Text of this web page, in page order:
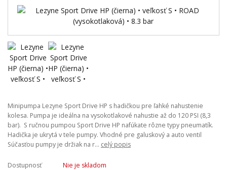
Minipumpa Lezyne Sport Drive HP s hadičkou pre ľahké nahustenie
kolesa. Pumpa je ideálna na vysokotlakové nahustie až do 120 PSI (8,3
bar). S ručnou pumpou Sport Drive HP nafúkate rôzne typy pneumatík.
Hadička je ukrytá v tele pumpy. Vhodné pre galuskový a auto ventil
Súčasťou pumpy je držiak na r... celý popis
Dostupnosť Nie je skladom